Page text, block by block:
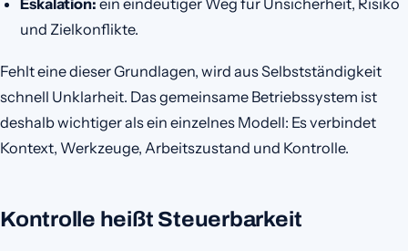
Eskalation: ein eindeutiger Weg für Unsicherheit, Risiko
und Zielkonflikte.
Fehlt eine dieser Grundlagen, wird aus Selbstständigkeit
schnell Unklarheit. Das gemeinsame Betriebssystem ist
deshalb wichtiger als ein einzelnes Modell: Es verbindet
Kontext, Werkzeuge, Arbeitszustand und Kontrolle.
Kontrolle heißt Steuerbarkeit